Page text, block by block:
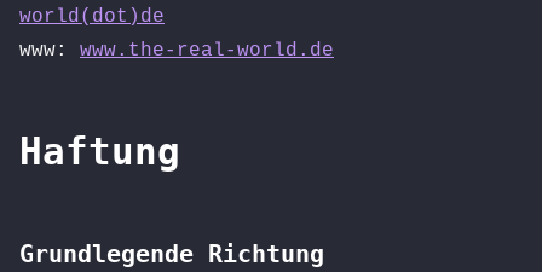
world(dot)de
www: www.the-real-world.de
Haftung
Grundlegende Richtung